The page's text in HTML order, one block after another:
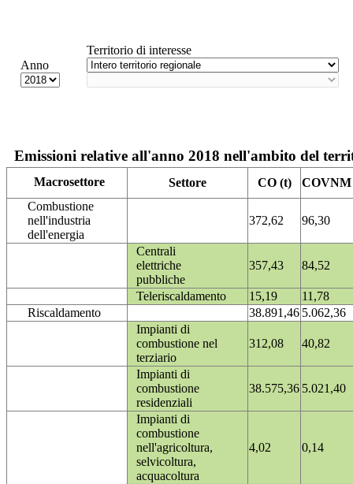
Anno
Territorio di interesse
Emissioni relative all'anno 2018 nell'ambito del
Macrosettore Settore CO (t)
COVNM
Combustione
nell'industria
dell'energia
372,62 96,30
Centrali
elettriche
pubbliche
357,43 84,52
Teleriscaldamento 15,19
11,78
Riscaldamento
38.891,46 5.062,36
Impianti di
combustione nel
terziario
312,08 40,82
Impianti di
combustione
residenziali
38.575,36 5.021,40
Impianti di
combustione
nell'agricoltura,
selvicoltura,
acquacoltura
4,02 0,14